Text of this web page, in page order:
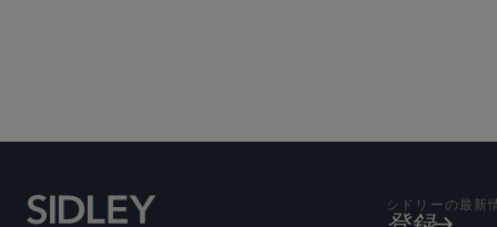
シドリーの最新